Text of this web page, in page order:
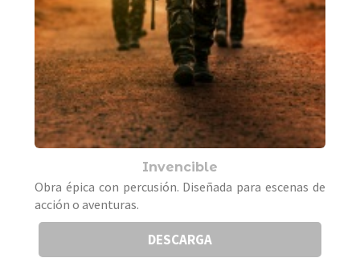
Invencible
Obra épica con percusión. Diseñada para escenas de
acción o aventuras.
DESCARGA